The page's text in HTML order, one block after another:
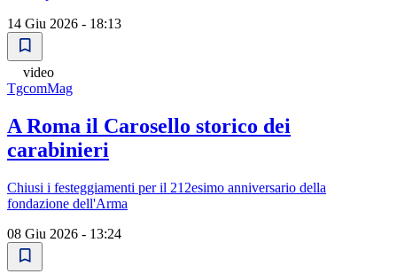
14 Giu 2026 - 18:13
video
TgcomMag
A Roma il Carosello storico dei
carabinieri
Chiusi i festeggiamenti per il 212esimo anniversario della
fondazione dell'Arma
08 Giu 2026 - 13:24